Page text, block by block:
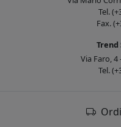
Tel.
Fax.
Trend
Via Faro,
Tel.